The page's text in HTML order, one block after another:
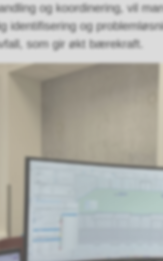
og koordinering, vil
identifisering og
som gir økt bærekraft.